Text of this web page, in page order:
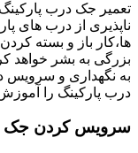
تعمیر جک درب
ناپذیری از درب های
ها،کار باز و بسته
بزرگی به بشر خواهد
به نگهداری و سرویس
درب پارکینگ را
سرویس کردن جک